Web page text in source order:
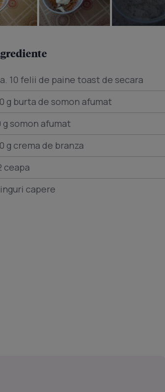
10 felii de paine toast de secara
g burta de somon afumat
g somon afumat
g crema de branza
ceapa
capere